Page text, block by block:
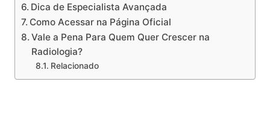
Dica de Especialista Avançada
Como Acessar na Página Oficial
Vale a Pena Para Quem Quer Crescer na
Radiologia?
Relacionado